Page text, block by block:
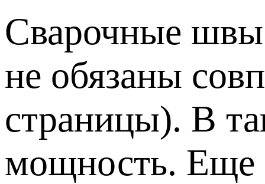
Сварочные швы
не обязаны
страницы). В
мощность. Еще